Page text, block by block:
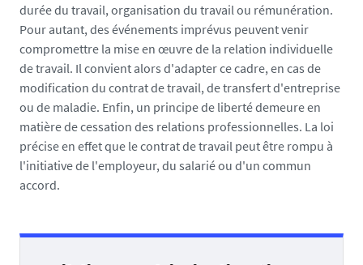
durée du travail, organisation du travail ou rémunération.
Pour autant, des événements imprévus peuvent venir
compromettre la mise en œuvre de la relation individuelle
de travail. Il convient alors d'adapter ce cadre, en cas de
modification du contrat de travail, de transfert d'entreprise
ou de maladie. Enfin, un principe de liberté demeure en
matière de cessation des relations professionnelles. La loi
précise en effet que le contrat de travail peut être rompu à
l'initiative de l'employeur, du salarié ou d'un commun
accord.